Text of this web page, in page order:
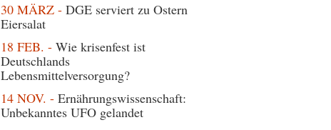
30 MÄRZ - DGE serviert zu Ostern
Eiersalat
18 FEB. - Wie krisenfest ist
Deutschlands
Lebensmittelversorgung?
14 NOV. - Ernährungswissenschaft:
Unbekanntes UFO gelandet